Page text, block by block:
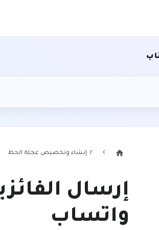
٢. إنشاء وتخصيص عجلة الحظ
إرسال
واتساب